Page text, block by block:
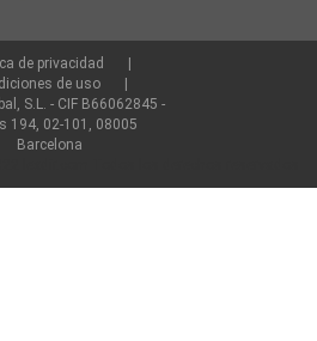
de privacidad
de uso
S.L. - CIF B66062845 -
194, 02-101, 08005
Barcelona